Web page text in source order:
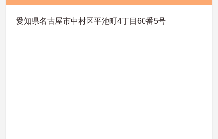
愛知県名古屋市中村区平池町4丁目60番5号